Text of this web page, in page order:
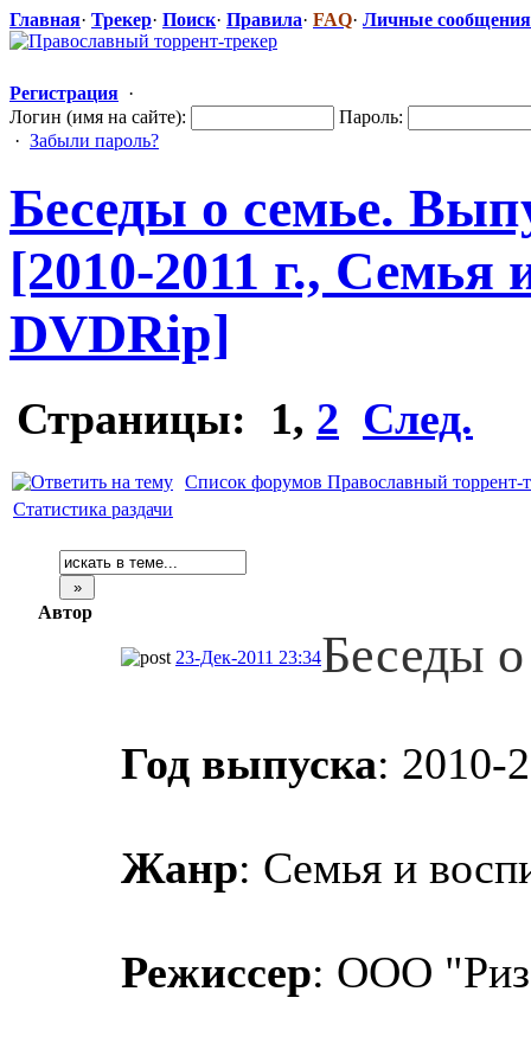
Главная· Трекер· Поиск· Правила· FAQ· Личные сообщения
Регистрация ·
Логин (имя на сайте):
Пароль:
· Забыли пароль?
Беседы о семье.
[2010-2011 г., Семья
DVDRip]
Страницы: 1, 2 След.
Список форумов Православный торрент-
Статистика раздачи
Автор
23-Дек-2011 23:34Беседы
Год выпуска: 2010-
Жанр: Семья и
Режиссер: ООО